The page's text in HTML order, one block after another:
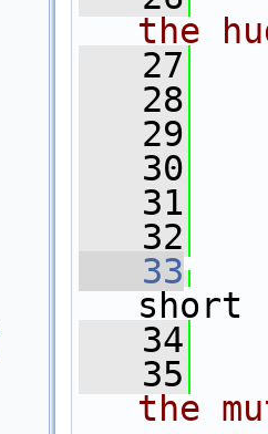
the
   27
   28
   29
   30
   31
   32
   33
short
   34
   35
the